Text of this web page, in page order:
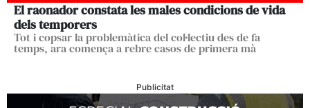
El raonador constata les males condicions de vida
dels temporers
Tot i copsar la problemàtica del col·lectiu des de fa
temps, ara comença a rebre casos de primera mà
Publicitat